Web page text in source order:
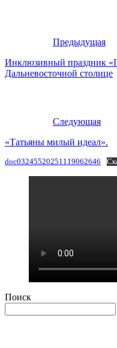
Предыдущая
Инклюзивный праздник
Дальневосточной столице
Следующая
«Татьяны милый идеал».
doc03245520251119062646
Поиск